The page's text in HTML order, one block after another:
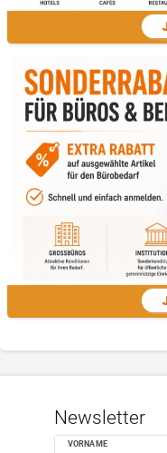
Newsletter
VORNAME